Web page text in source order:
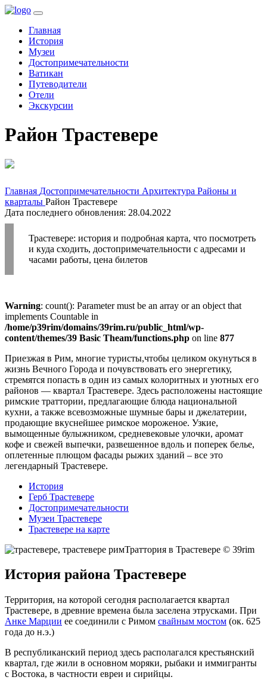
Главная(current)
История
Музеи
Достопримечательности
Ватикан
Путеводители
Отели
Экскурсии
Район Трастевере
Главная Достопримечательности Архитектура Районы и
кварталы Район Трастевере
Дата последнего обновления: 28.04.2022
Трастевере: история и подробная карта, что посмотреть
и куда сходить, достопримечательности с адресами и
часами работы, цена билетов
Warning: count(): Parameter must be an array or an object that
implements Countable in
/home/p39rim/domains/39rim.ru/public_html/wp-
content/themes/39 Basic Theam/functions.php on line 877
Приезжая в Рим, многие туристы,чтобы целиком окунуться в
жизнь Вечного Города и почувствовать его энергетику,
стремятся попасть в один из самых колоритных и уютных его
районов — квартал Трастевере. Здесь расположены настоящие
римские траттории, предлагающие блюда национальной
кухни, а также всевозможные шумные бары и джелатерии,
продающие вкуснейшее римское мороженое. Узкие,
вымощенные булыжником, средневековые улочки, аромат
кофе и свежей выпечки, развешенное вдоль и поперек белье,
оплетенные плющом фасады рыжих зданий – все это
легендарный Трастевере.
История
Герб Трастевере
Достопримечательности
Музеи Трастевере
Трастевере на карте
Траттория в Трастевере © 39rim
История района Трастевере
Территория, на которой сегодня располагается квартал
Трастевере, в древние времена была заселена этрусками. При
Анке Марции ее соединили с Римом свайным мостом (ок. 625
года до н.э.)
В республиканский период здесь располагался крестьянский
квартал, где жили в основном моряки, рыбаки и иммигранты
с Востока, в частности евреи и сирийцы.